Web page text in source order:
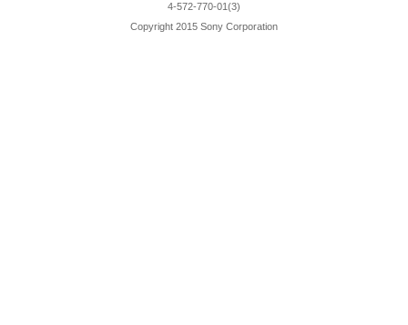
4-572-770-01(3)
Copyright 2015 Sony Corporation